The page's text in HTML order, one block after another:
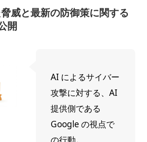
威と最新の防御策に関する
開
AI によるサイバー
攻撃に対する、AI
提供側である
Google の視点で